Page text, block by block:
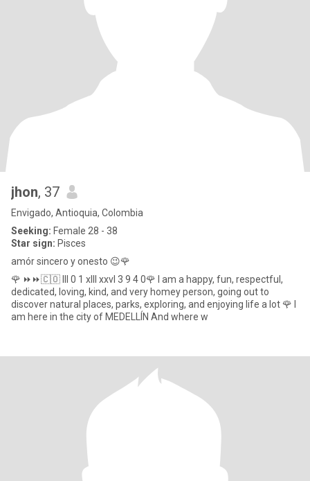
jhon, 37
Envigado, Antioquia, Colombia
Seeking: Female 28 - 38
Star sign: Pisces
amór sincero y onesto 😉🌹
🌹 ⏩⏩🇨🇴 lll 0 1 xlll xxvl 3 9 4 0🌹 I am a happy, fun, respectful,
dedicated, loving, kind, and very homey person, going out to
discover natural places, parks, exploring, and enjoying life a lot 🌹 I
am here in the city of MEDELLÍN And where w